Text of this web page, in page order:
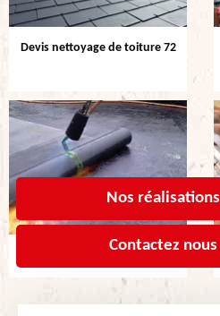
Nos réalisations
Contactez nous
Devis nettoyage de toiture 72